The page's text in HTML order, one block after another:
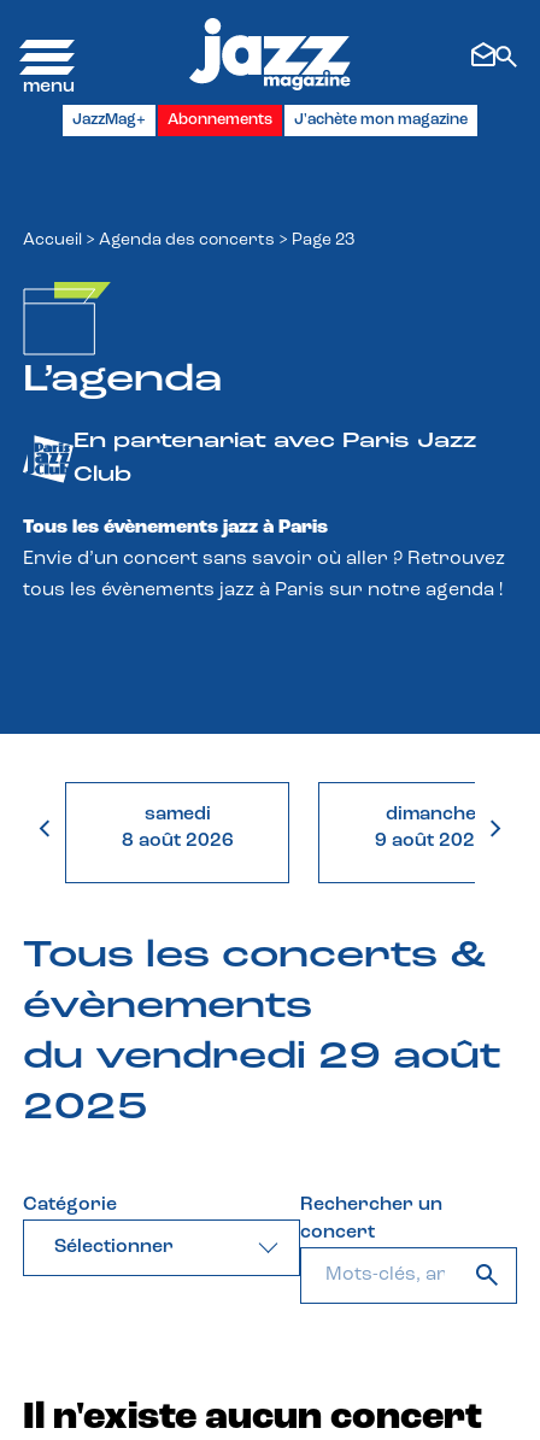
JazzMag+ Abonnements J'achète mon magazine
Accueil > Agenda des concerts > Page 23
L’agenda
En partenariat avec Paris Jazz
Club
Tous les évènements jazz à Paris
Envie d’un concert sans savoir où aller ? Retrouvez
tous les évènements jazz à Paris sur notre agenda !
samedi
8 août 2026
dimanche
9 août 2026
Tous les concerts &
évènements
du vendredi 29 août
2025
Catégorie
Sélectionner
Rechercher un
concert
Il n'existe aucun concert